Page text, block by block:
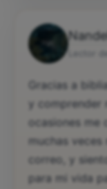
Gracias a
y comprender
ocasiones me
muchas veces
correo, y
para mi vida